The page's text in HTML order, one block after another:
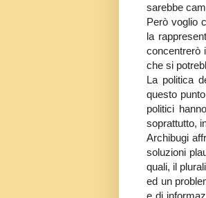
sarebbe
Però voglio
la
concentrerò
che si
La politica
questo
politici
soprattutto,
Archibugi
soluzioni
quali, il
ed un